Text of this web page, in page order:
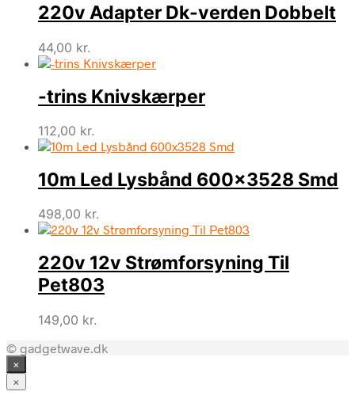
220v Adapter Dk-verden Dobbelt
44,00 kr.
-trins Knivskærper
112,00 kr.
10m Led Lysbånd 600×3528 Smd
498,00 kr.
220v 12v Strømforsyning Til
Pet803
149,00 kr.
© gadgetwave.dk
×
×